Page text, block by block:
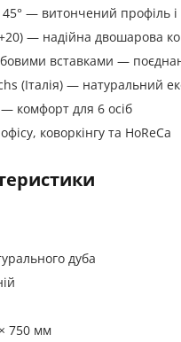
— витончений профіль і
— надійна двошарова
вставками —
(Італія) — натуральний
комфорт для 6 осіб
коворкінгу та HoReCa
дуба
750 мм